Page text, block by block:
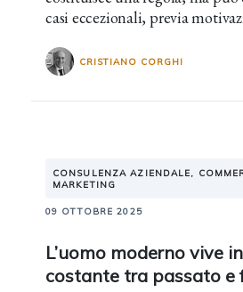
casi eccezionali, previa
locale e sotto la prevista
CRISTIANO CORGHI
CONSULENZA AZIENDALE,
MARKETING
09 OTTOBRE 2025
L’uomo moderno vive
costante tra passato e